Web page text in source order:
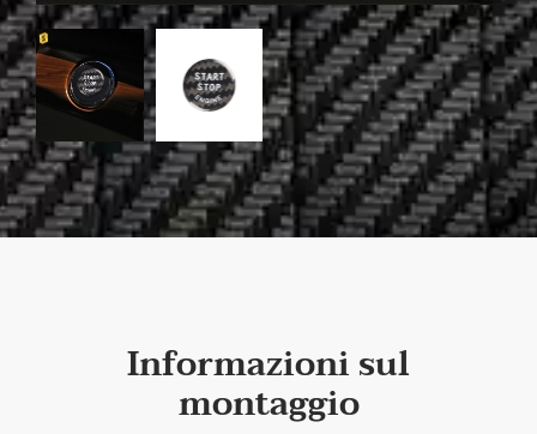
Informazioni sul
montaggio